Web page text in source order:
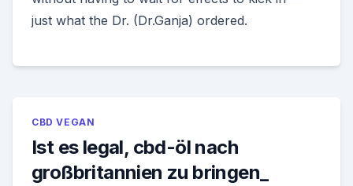
just what the Dr. (Dr.Ganja) ordered.
CBD VEGAN
Ist es legal, cbd-öl nach
großbritannien zu bringen_